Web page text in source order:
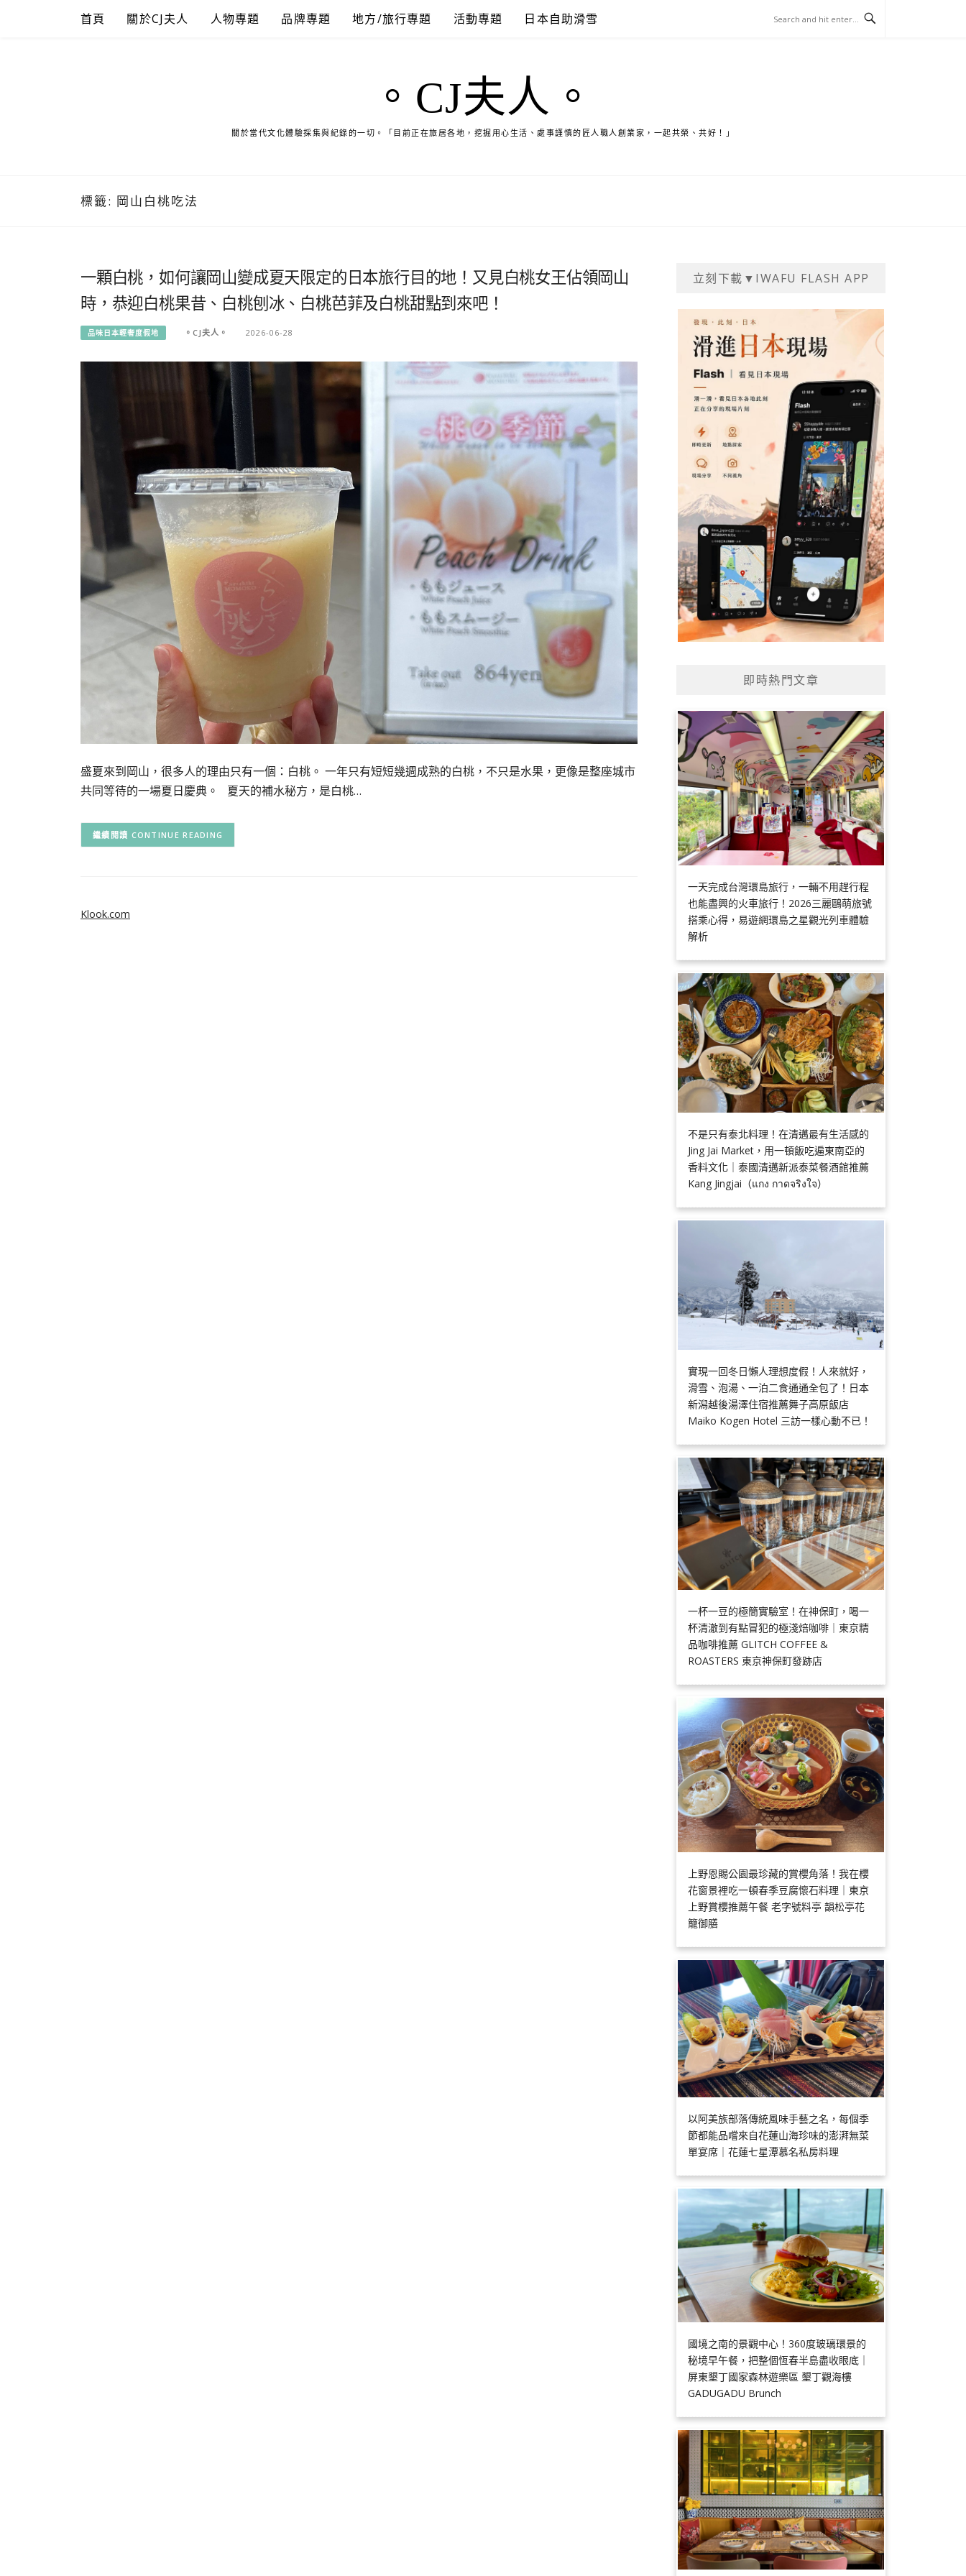
首頁 關於CJ夫人 人物專題 品牌專題 地方/旅行專題 活動專題 日本自助滑雪
。CJ夫人。
關於當代文化體驗採集與紀錄的一切。「目前正在旅居各地，挖掘用心生活、處事謹慎的匠人職人創業家，一起共榮、共好！」
標籤: 岡山白桃吃法
一顆白桃，如何讓岡山變成夏天限定的日本旅行目的地！又見白桃女王佔領岡山
時，恭迎白桃果昔、白桃刨冰、白桃芭菲及白桃甜點到來吧！
品味日本輕奢度假地 。CJ夫人。 2026-06-28
盛夏來到岡山，很多人的理由只有一個：白桃。 一年只有短短幾週成熟的白桃，不只是水果，更像是整座城市
共同等待的一場夏日慶典。 夏天的補水秘方，是白桃…
CONTINUE READING
立刻下載▼IWAFU FLASH APP
即時熱門文章
一天完成台灣環島旅行，一輛不用趕行程
也能盡興的火車旅行！2026三麗鷗萌旅號
搭乘心得，易遊網環島之星觀光列車體驗
解析
不是只有泰北料理！在清邁最有生活感的
Jing Jai Market，用一頓飯吃遍東南亞的
香料文化｜泰國清邁新派泰菜餐酒館推薦
Kang Jingjai（แกง กาดจริงใจ）
實現一回冬日懶人理想度假！人來就好，
滑雪、泡湯、一泊二食通通全包了！日本
新潟越後湯澤住宿推薦舞子高原飯店
Maiko Kogen Hotel 三訪一樣心動不已！
一杯一豆的極簡實驗室！在神保町，喝一
杯清澈到有點冒犯的極淺焙咖啡｜東京精
品咖啡推薦 GLITCH COFFEE &
ROASTERS 東京神保町發跡店
上野恩賜公園最珍藏的賞櫻角落！我在櫻
花窗景裡吃一頓春季豆腐懷石料理｜東京
上野賞櫻推薦午餐 老字號料亭 韻松亭花
籠御膳
以阿美族部落傳統風味手藝之名，每個季
節都能品嚐來自花蓮山海珍味的澎湃無菜
單宴席｜花蓮七星潭慕名私房料理
國境之南的景觀中心！360度玻璃環景的
秘境早午餐，把整個恆春半島盡收眼底｜
屏東墾丁國家森林遊樂區 墾丁觀海樓
GADUGADU Brunch
Klook.com